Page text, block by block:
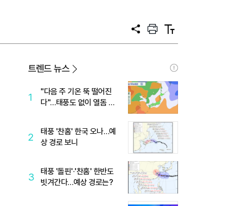
공
프
트
텍
트
트렌드 뉴스
1
"다음 주 기온 뚝 떨어진
다"…태풍도 없이 열돔 박
2
태풍 '찬홈' 한국 오나…예
상 경로 보니
3
태풍 '돌핀'·'찬홈' 한반도
빗겨간다…예상 경로는?